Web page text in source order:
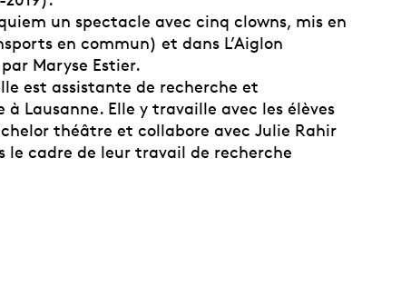
un spectacle avec cinq clowns, mis en
en commun) et dans L’Aiglon
Maryse Estier.
est assistante de recherche et
Lausanne. Elle y travaille avec les élèves
théâtre et collabore avec Julie Rahir
cadre de leur travail de recherche